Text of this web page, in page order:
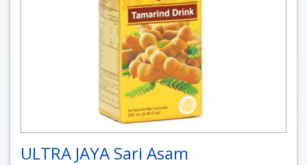
ULTRA JAYA Sari Asam